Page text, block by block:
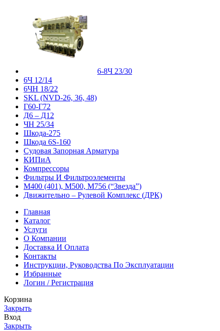
6-8Ч 23/30
6Ч 12/14
6ЧН 18/22
SKL (NVD-26, 36, 48)
Г60-Г72
Д6 – Д12
ЧН 25/34
Шкода-275
Шкода 6S-160
Судовая Запорная Арматура
КИПиА
Компрессоры
Фильтры И Фильтроэлементы
М400 (401), М500, М756 (“Звезда”)
Движительно – Рулевой Комплекс (ДРК)
Главная
Каталог
Услуги
О Компании
Доставка И Оплата
Контакты
Инструкции, Руководства По Эксплуатации
Избранные
Логин / Регистрация
Корзина
Закрыть
Вход
Закрыть